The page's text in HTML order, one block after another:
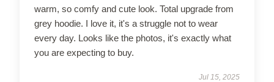
warm, so comfy and cute look. Total upgrade from
grey hoodie. I love it, it's a struggle not to wear
every day. Looks like the photos, it's exactly what
you are expecting to buy.
Jul 15, 2025